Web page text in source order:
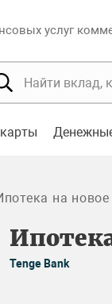
услуг
на
Tenge Bank